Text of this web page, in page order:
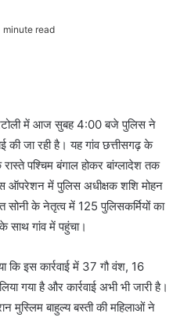
minute read
में आज सुबह 4:00 बजे पुलिस ने
जा रही है। यह गांव छत्तीसगढ़ के
पश्चिम बंगाल होकर बांग्लादेश तक
ऑपरेशन में पुलिस अधीक्षक शशि मोहन
के नेतृत्व में 125 पुलिसकर्मियों का
गांव में पहुंचा।
कि इस कार्रवाई में 37 गौ वंश, 16
गया है और कार्रवाई अभी भी जारी है।
मुस्लिम बाहुल्य बस्ती की महिलाओं ने